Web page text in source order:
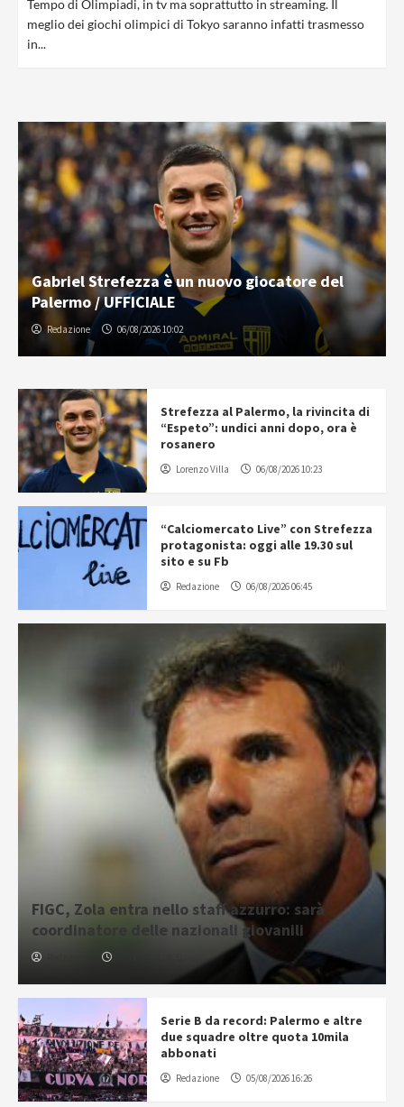
Tempo di Olimpiadi, in tv ma soprattutto in streaming. Il
meglio dei giochi olimpici di Tokyo saranno infatti trasmesso
in...
Gabriel Strefezza è un nuovo giocatore del
Palermo / UFFICIALE
Redazione 06/08/2026 10:02
Strefezza al Palermo, la rivincita di
“Espeto”: undici anni dopo, ora è
rosanero
Lorenzo Villa 06/08/2026 10:23
“Calciomercato Live” con Strefezza
protagonista: oggi alle 19.30 sul
sito e su Fb
Redazione 06/08/2026 06:45
FIGC, Zola entra nello staff azzurro: sarà
coordinatore delle nazionali giovanili
Serie B da record: Palermo e altre
due squadre oltre quota 10mila
abbonati
Redazione 05/08/2026 16:26